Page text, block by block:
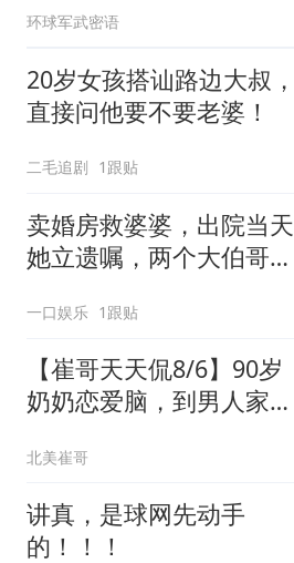
改写
环球军武密语
20岁女孩搭讪路边大叔，
直接问他要不要老婆！
二毛追剧 1跟贴
卖婚房救婆婆，出院当天
她立遗嘱，两个大伯哥傻
一口娱乐 1跟贴
【崔哥天天侃8/6】90岁
奶奶恋爱脑，到男人家索
北美崔哥
讲真，是球网先动手
的！！！